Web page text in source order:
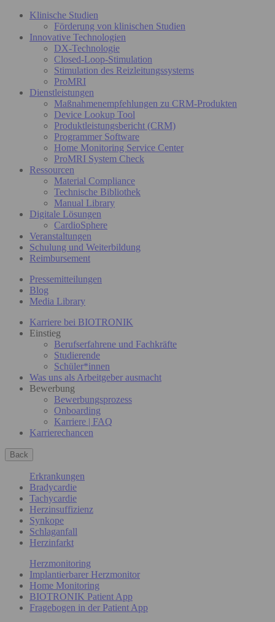
Klinische Studien
Förderung von klinischen Studien
Innovative Technologien
DX-Technologie
Closed-Loop-Stimulation
Stimulation des Reizleitungssystems
ProMRI
Dienstleistungen
Maßnahmenempfehlungen zu CRM-Produkten
Device Lookup Tool
Produktleistungsbericht (CRM)
Programmer Software
Home Monitoring Service Center
ProMRI System Check
Ressourcen
Material Compliance
Technische Bibliothek
Manual Library
Digitale Lösungen
CardioSphere
Veranstaltungen
Schulung und Weiterbildung
Reimbursement
Pressemitteilungen
Blog
Media Library
Karriere bei BIOTRONIK
Einstieg
Berufserfahrene und Fachkräfte
Studierende
Schüler*innen
Was uns als Arbeitgeber ausmacht
Bewerbung
Bewerbungsprozess
Onboarding
Karriere | FAQ
Karrierechancen
Back
Erkrankungen
Bradycardie
Tachycardie
Herzinsuffizienz
Synkope
Schlaganfall
Herzinfarkt
Herzmonitoring
Implantierbarer Herzmonitor
Home Monitoring
BIOTRONIK Patient App
Fragebogen in der Patient App